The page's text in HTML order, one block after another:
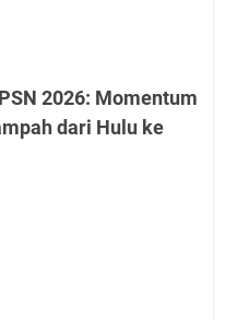
2026: Momentum
dari Hulu ke